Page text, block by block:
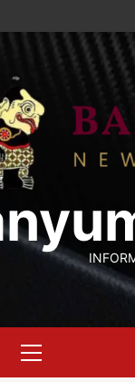
to
Menu